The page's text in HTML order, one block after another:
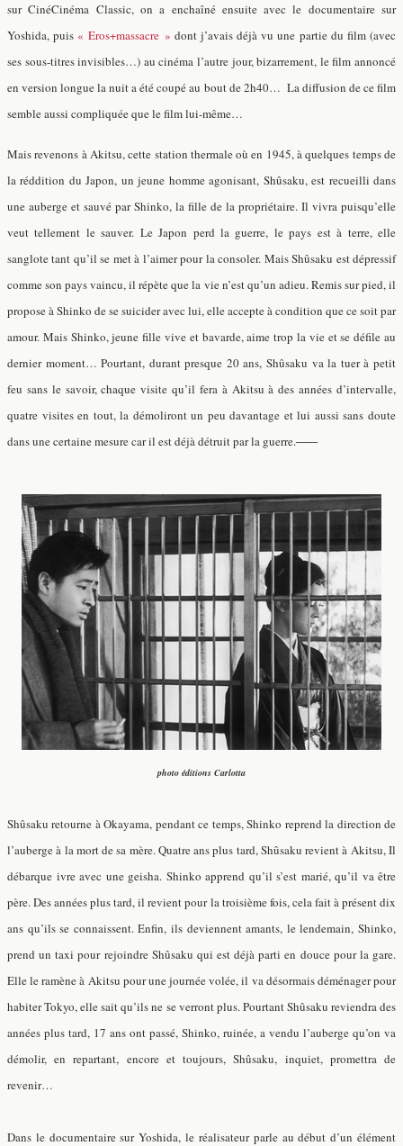
sur CinéCinéma Classic, on a enchaîné ensuite avec le documentaire sur
Yoshida, puis « Eros+massacre » dont j’avais déjà vu une partie du film (avec
ses sous-titres invisibles…) au cinéma l’autre jour, bizarrement, le film annoncé
en version longue la nuit a été coupé au bout de 2h40… La diffusion de ce film
semble aussi compliquée que le film lui-même…
Mais revenons à Akitsu, cette station thermale où en 1945, à quelques temps de
la réddition du Japon, un jeune homme agonisant, Shûsaku,est recueilli dans
une auberge et sauvé par Shinko, la fille de la propriétaire. Il vivra puisqu’elle
veut tellement le sauver. Le Japon perd la guerre, le pays est à terre, elle
sanglote tant qu’il se met à l’aimer pour la consoler. Mais Shûsaku est dépressif
comme son pays vaincu, il répète que la vie n’est qu’un adieu. Remis sur pied, il
propose à Shinko de se suicider avec lui, elle accepte à condition que ce soit par
amour. Mais Shinko, jeune fille vive et bavarde, aime trop la vie et se défile au
dernier moment… Pourtant, durant presque 20 ans, Shûsaku va la tuer à petit
feu sans le savoir, chaque visite qu’il fera à Akitsu à des années d’intervalle,
quatre visites en tout, la démoliront un peu davantage et lui aussi sans doute
dans une certaine mesure car il est déjà détruit par la guerre.—–
photo éditions Carlotta
Shûsaku retourne à Okayama, pendant ce temps, Shinko reprend la direction de
l’auberge à la mort de sa mère. Quatre ans plus tard, Shûsaku revient à Akitsu, Il
débarque ivre avec une geisha. Shinko apprend qu’il s’est marié, qu’il va être
père. Des années plus tard, il revient pour la troisième fois, cela fait à présent dix
ans qu’ils se connaissent. Enfin, ils deviennent amants, le lendemain, Shinko,
prend un taxi pour rejoindre Shûsaku qui est déjà parti en douce pour la gare.
Elle le ramène à Akitsu pour une journée volée, il va désormais déménager pour
habiter Tokyo, elle sait qu’ils ne se verront plus. Pourtant Shûsaku reviendra des
années plus tard, 17 ans ont passé, Shinko, ruinée, a vendu l’auberge qu’on va
démolir, en repartant, encore et toujours, Shûsaku, inquiet, promettra de
revenir…
Dans le documentaire sur Yoshida, le réalisateur parle au début d’un élément